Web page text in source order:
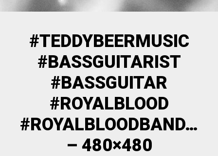
#TEDDYBEERMUSIC
#BASSGUITARIST
#BASSGUITAR
#ROYALBLOOD
#ROYALBLOODBAND…
– 480×480